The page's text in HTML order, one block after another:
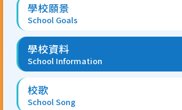
學校願景
School Goals
學校資料
School Information
校歌
School Song